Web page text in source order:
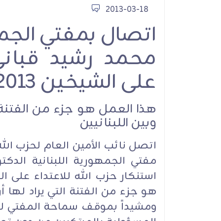
2013-03-18
اتصال بمفتي
محمد رشيد
على الشيخين 18/3/2013
هذا العمل هو جزء من
وبين اللبنانيين
اتصل نائب الأمين العام لحزب
مفتي الجمهورية اللبنانية
استنكار حزب الله للاعتداء على
هو جزء من الفتنة التي يراد لها
ومشيداً بموقف سماحة المفتي
العزة والشرف